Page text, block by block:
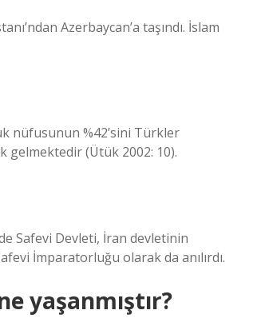
Azerbaycan’a taşındı. İslam
nüfusunun %42’sini Türkler
gelmektedir (Ütük 2002: 10).
Safevi Devleti, İran devletinin
İmparatorluğu olarak da anılırdı.
yaşanmıştır?